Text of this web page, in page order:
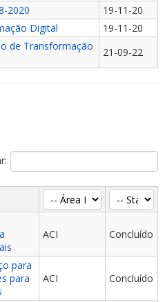
2020
19-11-20
Digital
19-11-20
de Transformação
21-09-22
ACI Concluído
para
para
ACI Concluído